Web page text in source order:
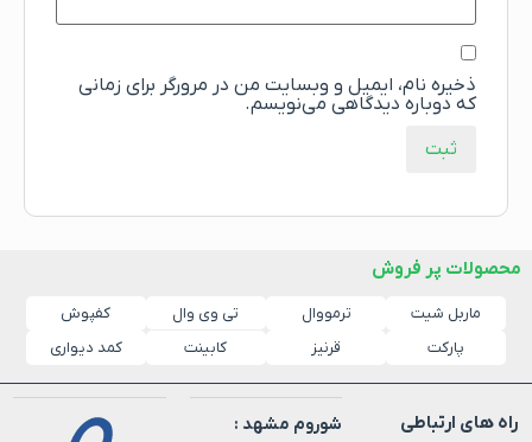
ذخیره نام، ایمیل و وبسایت من در مرورگر برای زمانی
که دوباره دیدگاهی می‌نویسم.
محصولات پر فروش
ماربل شیت ترمووال تی وی وال
کفپوش
پارکت
قرنیز کابینت کمد دیواری
راه های ارتباطی
شوروم مشهد :